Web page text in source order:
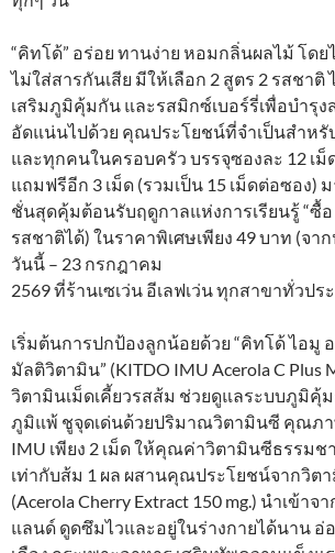
“คิทโด้” อร่อย ทานง่าย หอมกลิ่นผลไม้ โดย
ไม่ใส่สารกันเสีย มีให้เลือก 2 สูตร 2 รสชาติ
เสริมภูมิคุ้มกัน และรสมิกซ์เบอร์รี่เพื่อบำรุง
อัดแน่นไปด้วย คุณประโยชน์ที่จำเป็นสำหรั
และทุกคนในครอบครัว บรรจุซองละ 12 เ
แถมฟรีอีก 3 เม็ด (รวมเป็น 15 เม็ดต่อซอง)
ชั่นสุดคุ้มต้อนรับฤดูกาลแห่งการเรียนรู้ “ซื้อ
รสชาติได้) ในราคาพิเศษเพียง 49 บาท (จา
วันนี้ – 23 กรกฎาคม
2569 ที่ร้านเซเว่น อีเลฟเว่น ทุกสาขาทั่วปร
เริ่มต้นการปกป้องลูกน้อยด้วย “คิทโด้ ไอมู
มัลติวิตามิน” (KITDO IMU Acerola C Plus
วิตามินเม็ดเคี้ยวรสส้ม ช่วยดูแลระบบภูมิคุ้
ภูมิแพ้ ชูจุดเด่นด้วยปริมาณวิตามินซี คุณภา
IMU เพียง 2 เม็ด ให้คุณค่าวิตามินซีธรรมช
เท่ากับส้ม 1 ผล ผสานคุณประโยชน์จากวิต
(Acerola Cherry Extract 150 mg.) นำเข้าจ
แลนด์ ดูดซึมไวและอยู่ในร่างกายได้นาน อ่